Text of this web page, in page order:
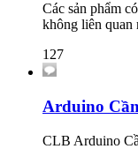
Các sản phẩm
không liên quan
127
Arduino
CLB Arduino